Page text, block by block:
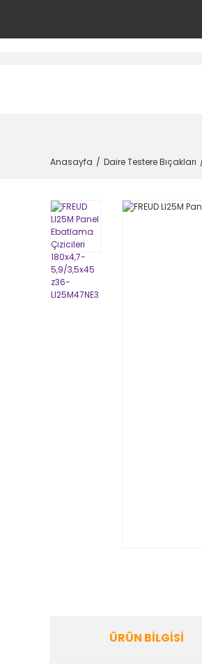
Anasayfa Daire Testere Bıçakları
ÜRÜN BILGISI